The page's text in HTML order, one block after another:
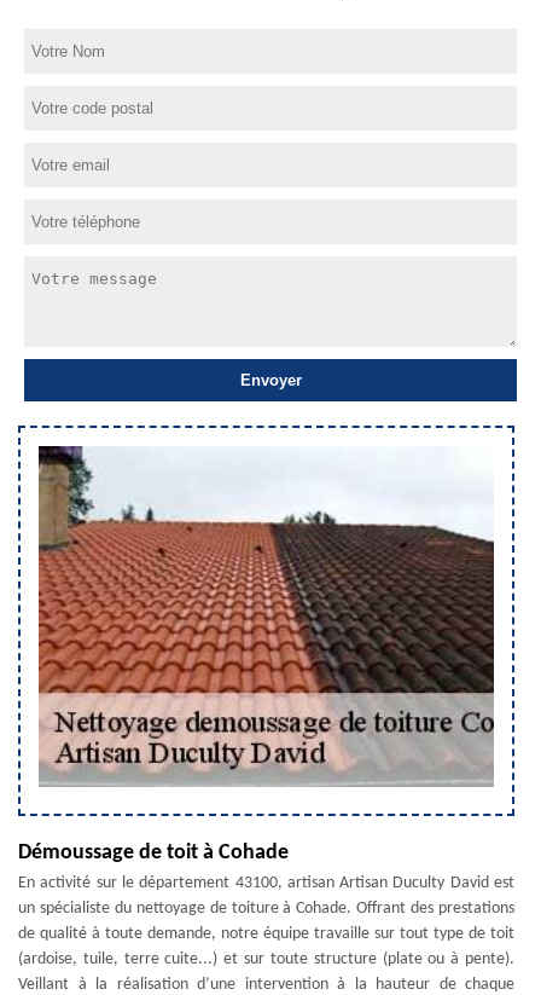
Démoussage de toit à Cohade
En activité sur le département 43100, artisan Artisan Duculty David est
un spécialiste du nettoyage de toiture à Cohade. Offrant des prestations
de qualité à toute demande, notre équipe travaille sur tout type de toit
(ardoise, tuile, terre cuite...) et sur toute structure (plate ou à pente).
Veillant à la réalisation d’une intervention à la hauteur de chaque